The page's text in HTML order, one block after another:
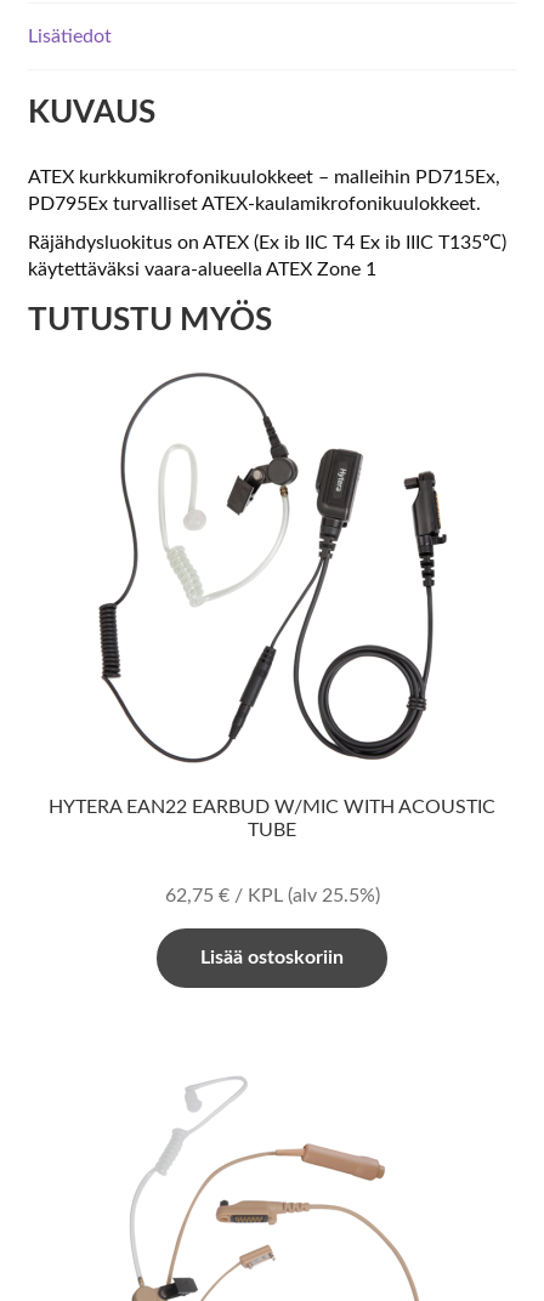
Lisätiedot
KUVAUS
ATEX kurkkumikrofonikuulokkeet – malleihin PD715Ex,
PD795Ex ​​turvalliset ATEX-kaulamikrofonikuulokkeet.
Räjähdysluokitus on ATEX (Ex ib IIC T4 Ex ib IIIC T135℃)
käytettäväksi vaara-alueella ATEX Zone 1
TUTUSTU MYÖS
HYTERA EAN22 EARBUD W/MIC WITH ACOUSTIC
TUBE
62,75 €/ KPL (alv 25.5%)
Lisää ostoskoriin